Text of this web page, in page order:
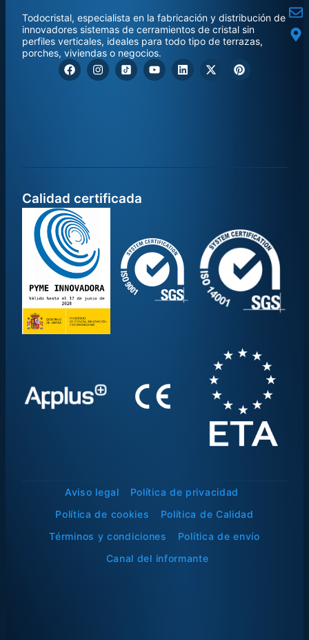
Todocristal, especialista en la fabricación y distribución de
innovadores sistemas de cerramientos de cristal sin
perfiles verticales, ideales para todo tipo de terrazas,
porches, viviendas o negocios.
Calidad certificada
Aviso legal
Política de privacidad
Política de cookies
Política de Calidad
Términos y condiciones
Política de envío
Canal del informante